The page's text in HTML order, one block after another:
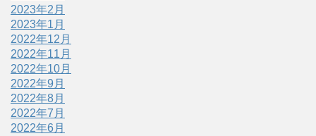
2023年2月
2023年1月
2022年12月
2022年11月
2022年10月
2022年9月
2022年8月
2022年7月
2022年6月